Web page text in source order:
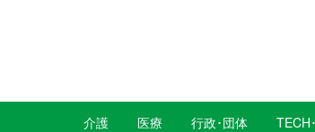
介護 医療 行政･団体 TECH